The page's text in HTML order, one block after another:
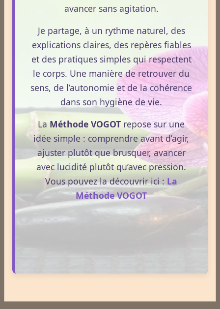
Remplie d’humeur aqueuse, traversée par les fibres de la zonule
de Zinn tendues des procès ciliaires à l’équateur du cristallin,
cette chambre postérieure est limitée en avant par l’iris, en
périphérie par le corps ciliaire et en arrière par le cristallin.
On la divise en trois espaces : prézonulaire, intrazonulaire (canal
de Petit) et rétrozonulaire.
Au niveau de la pupille, la face postérieure prend contact avec
la capsule antérieure du cristallin.
En périphérie, elle forme avec le corps ciliaire l’angle iridociliaire
ou sulcus ciliaire en regard de l’angle iridocornéen.
C - BORD PUPILLAIRE (OU PETITE CIRCONFÉRENCE DE
Il limite la pupille, légèrement décentrée en bas et en dedans
par rapport au centre de la cornée. Le diamètre pupillaire
avancer sans agitation.
Je partage, à un rythme naturel, des
explications claires, des repères fiables
et des pratiques simples qui respectent
le corps. Une manière de retrouver du
sens, de l’autonomie et de la cohérence
dans son hygiène de vie.
La Méthode VOGOT repose sur une
idée simple : comprendre avant d’agir,
ajuster plutôt que brusquer, avancer
avec lucidité plutôt qu’avec pression.
Vous pouvez la découvrir ici : La
Méthode VOGOT